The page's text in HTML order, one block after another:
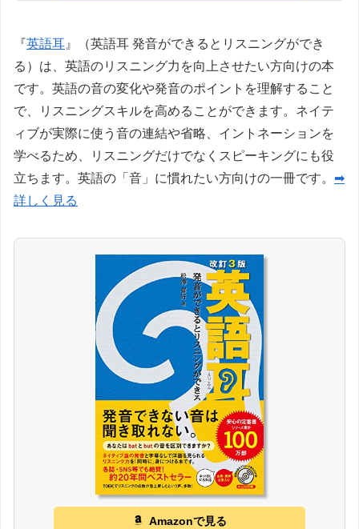
『英語耳』（英語耳 発音ができるとリスニングができ
る）は、英語のリスニング力を向上させたい方向けの本
です。英語の音の変化や発音のポイントを理解すること
で、リスニングスキルを高めることができます。ネイテ
ィブが実際に使う音の連結や省略、イントネーションを
学べるため、リスニングだけでなくスピーキングにも役
立ちます。英語の「音」に慣れたい方向けの一冊です。 ➡
詳しく見る
Amazonで見る